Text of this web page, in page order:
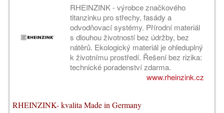
RHEINZINK - výrobce značkového
titanzinku pro střechy, fasády a
odvodňovací systémy. Přírodní materiál
s dlouhou životností bez údržby, bez
nátěrů. Ekologický materiál je ohleduplný
k životnímu prostředí. Řešení bez rizika:
technické poradenství zdarma.
www.rheinzink.cz
RHEINZINK- kvalita Made in Germany